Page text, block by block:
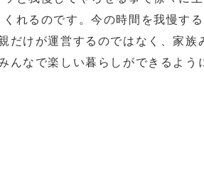
くれるのです。今の時間を我慢す
だけが運営するのではなく、家族
んなで楽しい暮らしができるよ